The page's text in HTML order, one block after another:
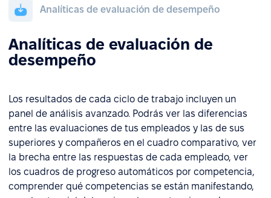
Analíticas de evaluación de desempeño
Analíticas de evaluación de
desempeño
Los resultados de cada ciclo de trabajo incluyen un
panel de análisis avanzado. Podrás ver las diferencias
entre las evaluaciones de tus empleados y las de sus
superiores y compañeros en el cuadro comparativo, ver
la brecha entre las respuestas de cada empleado, ver
los cuadros de progreso automáticos por competencia,
comprender qué competencias se están manifestando,